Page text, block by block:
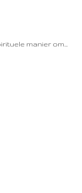
manier om…